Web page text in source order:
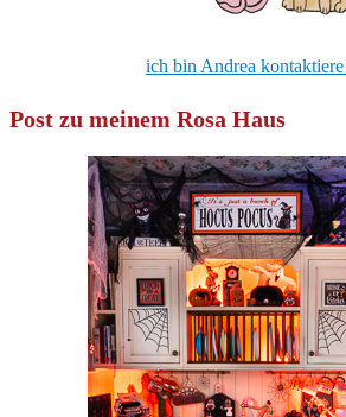
ich bin Andrea
Post zu meinem Rosa Haus